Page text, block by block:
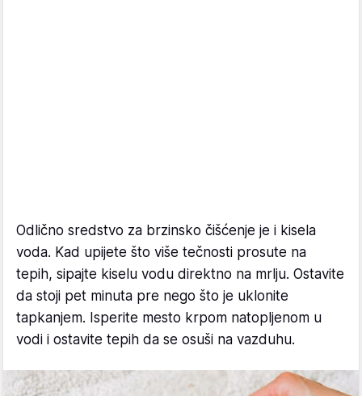
Odlično sredstvo za brzinsko čišćenje je i kisela
voda. Kad upijete što više tečnosti prosute na
tepih, sipajte kiselu vodu direktno na mrlju. Ostavite
da stoji pet minuta pre nego što je uklonite
tapkanjem. Isperite mesto krpom natopljenom u
vodi i ostavite tepih da se osuši na vazduhu.